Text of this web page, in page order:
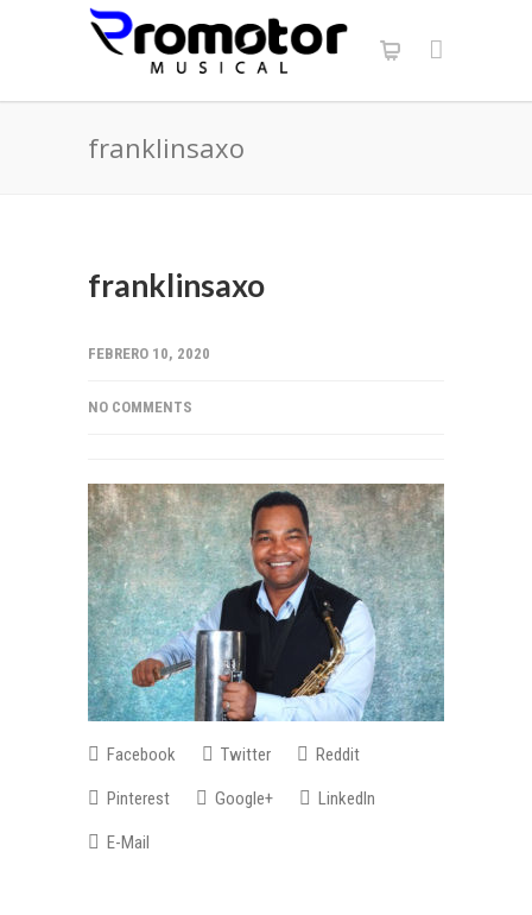
franklinsaxo
franklinsaxo
FEBRERO 10, 2020
NO COMMENTS
Facebook Twitter Reddit
Pinterest Google+ LinkedIn
E-Mail